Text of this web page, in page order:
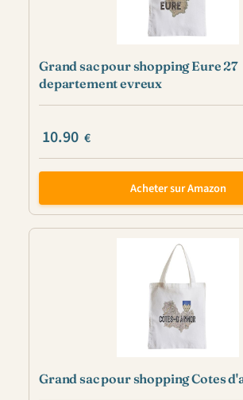
Grand sac pour shopping Eure 27
departement evreux
10.90 €
Acheter sur Amazon
Grand sac pour shopping Cotes